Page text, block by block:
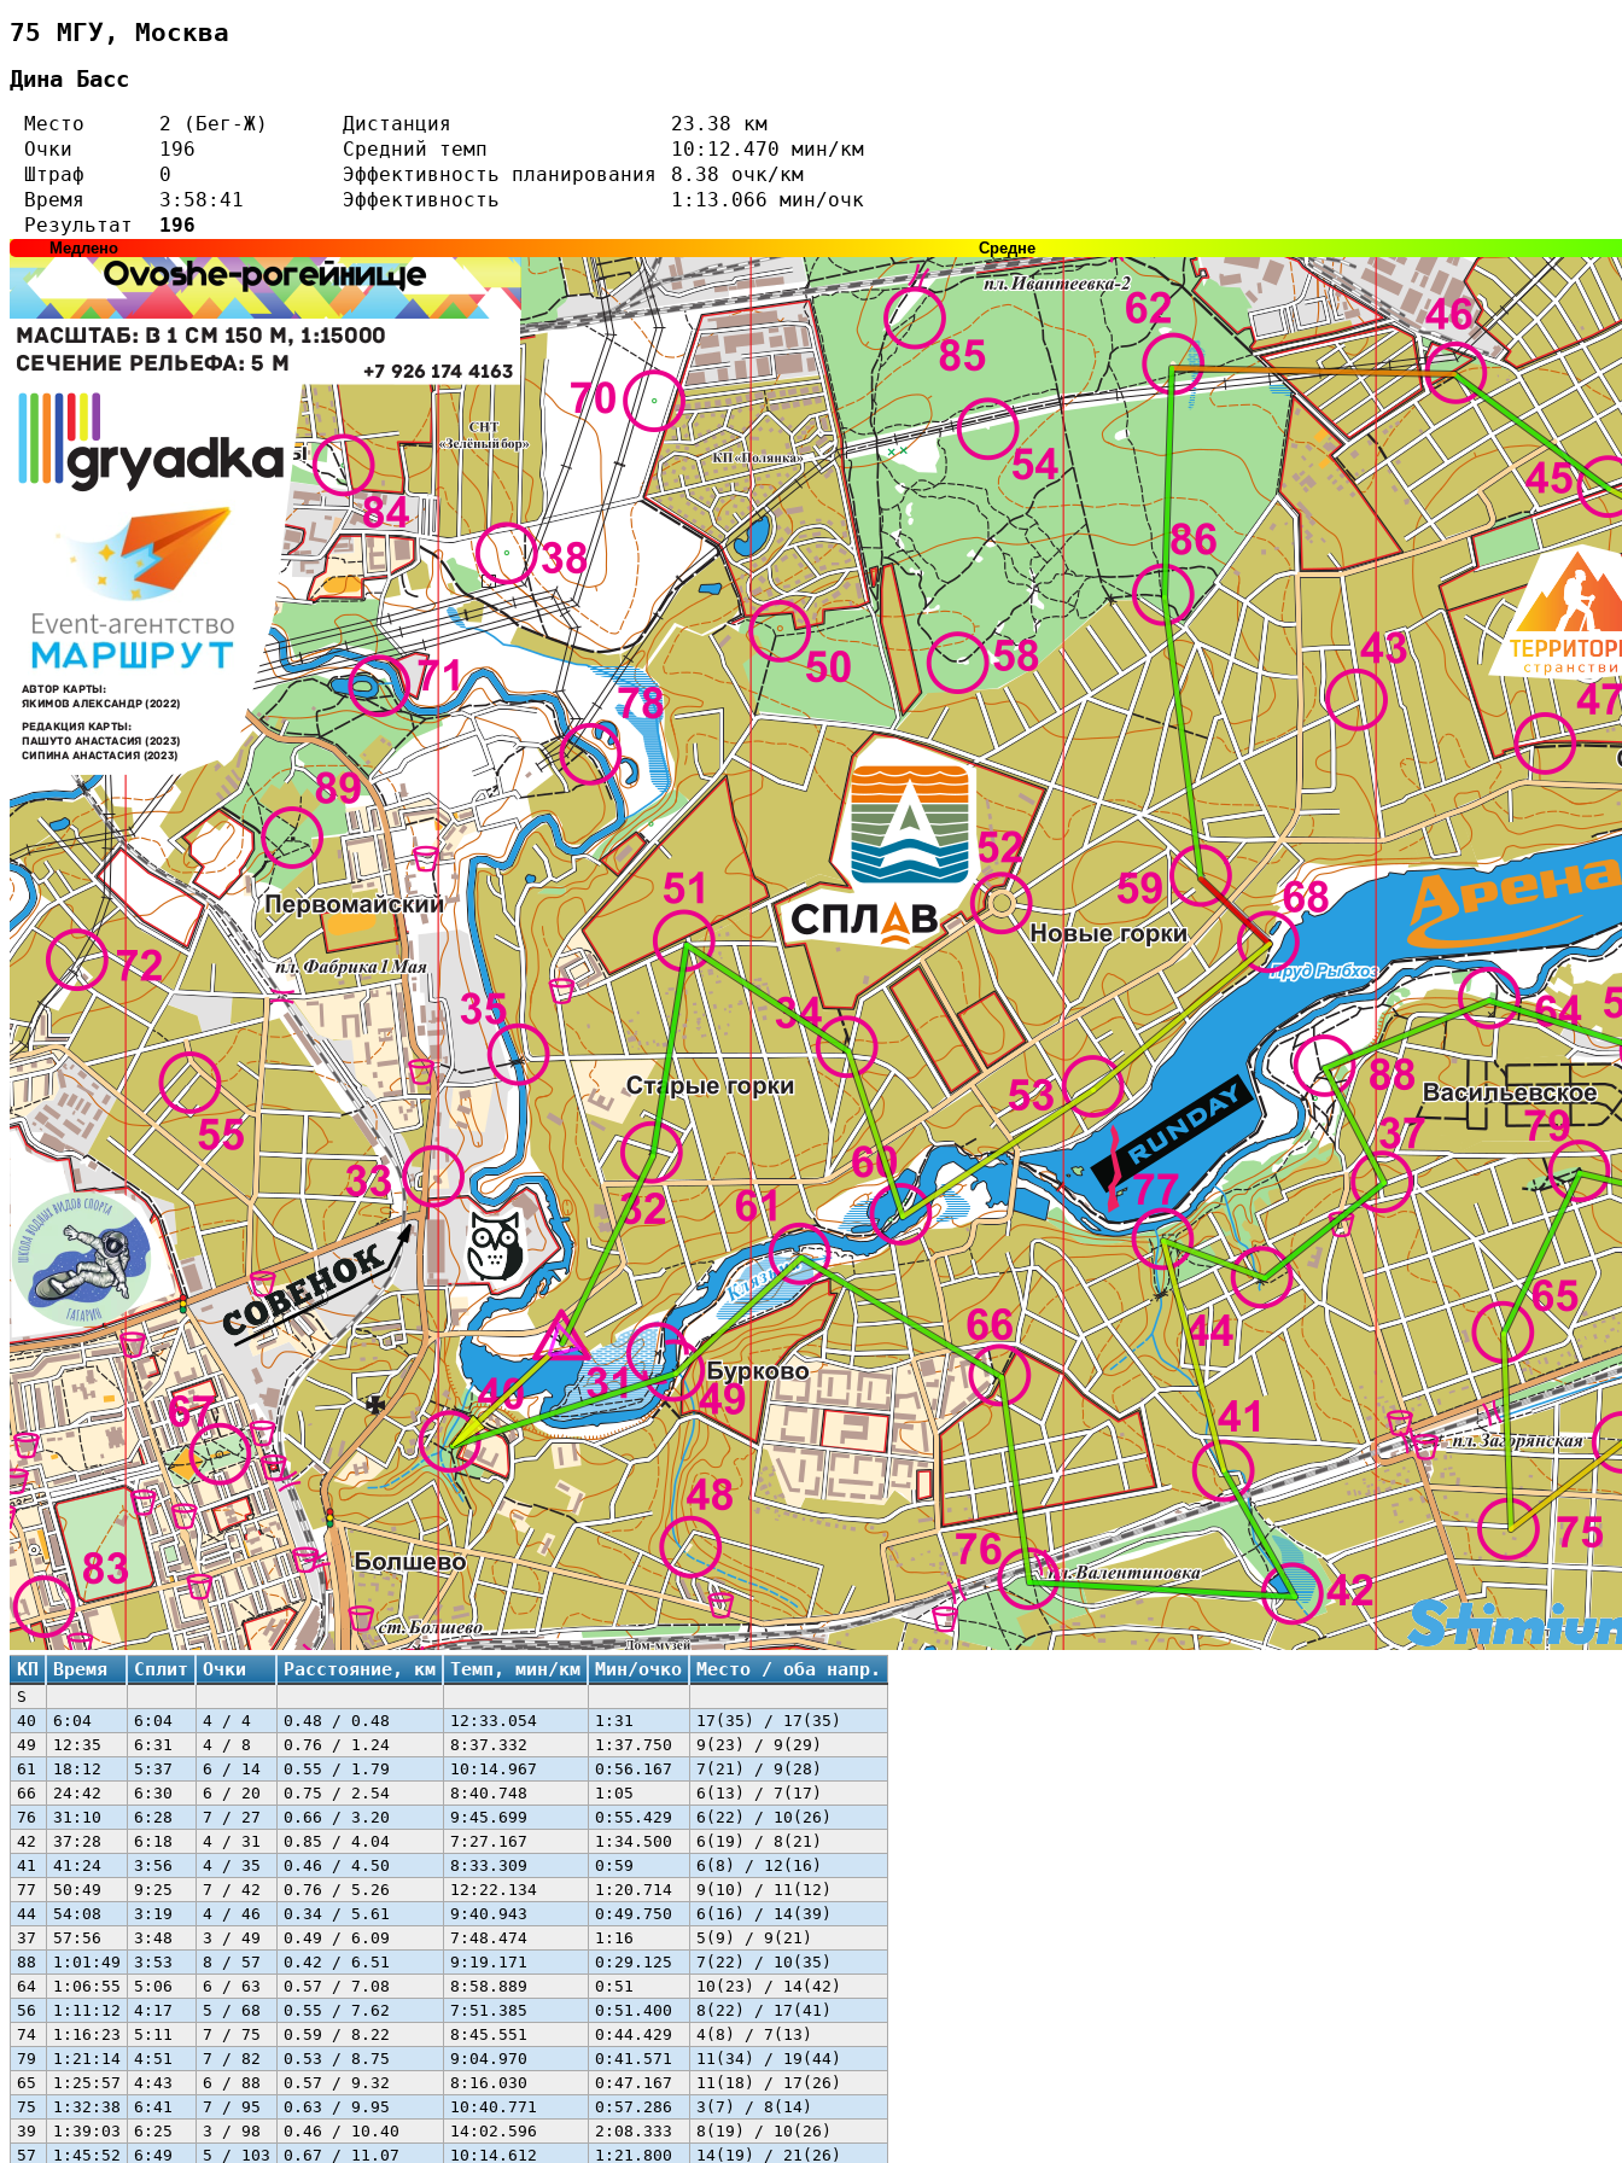
75 МГУ, Москва
Дина Басс
Место 2 (Бег-Ж) Дистанция
23.38 км
Очки
196 Средний темп
10:12.470 мин/км
Штраф
0 Эффективность планирования
8.38 очк/км
Время
3:58:41 Эффективность
1:13.066 мин/очк
Результат
196
Медлено Средне
КП Время Сплит Очки Расстояние, км Темп, мин/км Мин/очко Место / оба напр.
S
40
6:04 6:04 4 / 4 0.48 / 0.48 12:33.054 1:31
17(35) / 17(35)
49
12:35 6:31 4 / 8 0.76 / 1.24 8:37.332 1:37.750
9(23) / 9(29)
61
18:12 5:37 6 / 14 0.55 / 1.79 10:14.967 0:56.167
7(21) / 9(28)
66
24:42 6:30 6 / 20 0.75 / 2.54 8:40.748 1:05
6(13) / 7(17)
76
31:10 6:28 7 / 27 0.66 / 3.20 9:45.699 0:55.429
6(22) / 10(26)
42
37:28 6:18 4 / 31 0.85 / 4.04 7:27.167 1:34.500
6(19) / 8(21)
41
41:24 3:56 4 / 35 0.46 / 4.50 8:33.309 0:59
6(8) / 12(16)
77
50:49 9:25 7 / 42 0.76 / 5.26 12:22.134 1:20.714
9(10) / 11(12)
44
54:08 3:19 4 / 46 0.34 / 5.61 9:40.943 0:49.750
6(16) / 14(39)
37
57:56 3:48 3 / 49 0.49 / 6.09 7:48.474 1:16
5(9) / 9(21)
88
1:01:49 3:53 8 / 57 0.42 / 6.51 9:19.171 0:29.125
7(22) / 10(35)
64
1:06:55 5:06 6 / 63 0.57 / 7.08 8:58.889 0:51
10(23) / 14(42)
56
1:11:12 4:17 5 / 68 0.55 / 7.62 7:51.385 0:51.400
8(22) / 17(41)
74
1:16:23 5:11 7 / 75 0.59 / 8.22 8:45.551 0:44.429
4(8) / 7(13)
79
1:21:14 4:51 7 / 82 0.53 / 8.75 9:04.970 0:41.571
11(34) / 19(44)
65
1:25:57 4:43 6 / 88 0.57 / 9.32 8:16.030 0:47.167
11(18) / 17(26)
75
1:32:38 6:41 7 / 95 0.63 / 9.95 10:40.771 0:57.286
3(7) / 8(14)
39
1:39:03 6:25 3 / 98 0.46 / 10.40 14:02.596 2:08.333
8(19) / 10(26)
57
1:45:52 6:49 5 / 103 0.67 / 11.07 10:14.612 1:21.800 14(19) / 21(26)